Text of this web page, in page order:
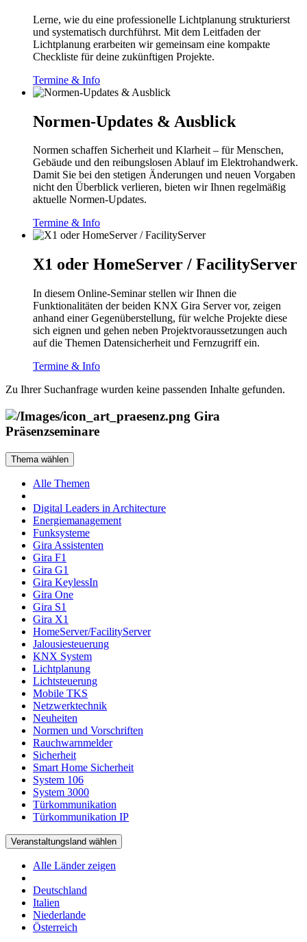
Lerne, wie du eine professionelle Lichtplanung strukturierst
und systematisch durchführst. Mit dem Leitfaden der
Lichtplanung erarbeiten wir gemeinsam eine kompakte
Checkliste für deine zukünftigen Projekte.
Termine & Info
Normen-Updates & Ausblick
Normen schaffen Sicherheit und Klarheit – für Menschen,
Gebäude und den reibungslosen Ablauf im Elektrohandwerk.
Damit Sie bei den stetigen Änderungen und neuen Vorgaben
nicht den Überblick verlieren, bieten wir Ihnen regelmäßig
aktuelle Normen-Updates.
Termine & Info
X1 oder HomeServer / FacilityServer
In diesem Online-Seminar stellen wir Ihnen die
Funktionalitäten der beiden KNX Gira Server vor, zeigen
anhand einer Gegenüberstellung, für welche Projekte diese
sich eignen und gehen neben Projektvoraussetzungen auch
auf die Themen Datensicherheit und Fernzugriff ein.
Termine & Info
Zu Ihrer Suchanfrage wurden keine passenden Inhalte gefunden.
Gira
Präsenzseminare
Thema wählen
Alle Themen
Digital Leaders in Architecture
Energiemanagement
Funksysteme
Gira Assistenten
Gira F1
Gira G1
Gira KeylessIn
Gira One
Gira S1
Gira X1
HomeServer/FacilityServer
Jalousiesteuerung
KNX System
Lichtplanung
Lichtsteuerung
Mobile TKS
Netzwerktechnik
Neuheiten
Normen und Vorschriften
Rauchwarnmelder
Sicherheit
Smart Home Sicherheit
System 106
System 3000
Türkommunikation
Türkommunikation IP
Veranstaltungsland wählen
Alle Länder zeigen
Deutschland
Italien
Niederlande
Österreich